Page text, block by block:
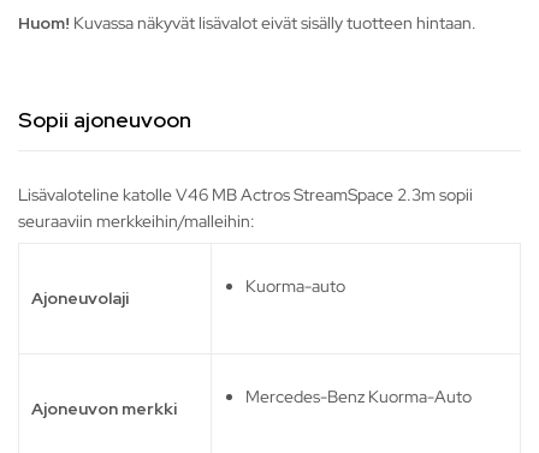
Huom! Kuvassa näkyvät lisävalot eivät sisälly tuotteen hintaan.
Sopii ajoneuvoon
Lisävaloteline katolle V46 MB Actros StreamSpace 2.3m sopii
seuraaviin merkkeihin/malleihin:
Ajoneuvolaji
Kuorma-auto
Ajoneuvon merkki
Mercedes-Benz Kuorma-Auto